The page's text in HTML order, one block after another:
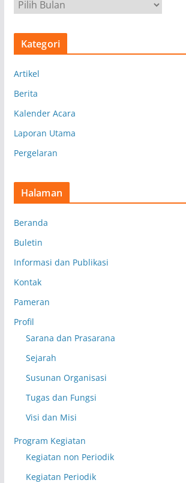
r
s
Kategori
Artikel
Berita
Kalender Acara
Laporan Utama
Pergelaran
Halaman
Beranda
Buletin
Informasi dan Publikasi
Kontak
Pameran
Profil
Sarana dan Prasarana
Sejarah
Susunan Organisasi
Tugas dan Fungsi
Visi dan Misi
Program Kegiatan
Kegiatan non Periodik
Kegiatan Periodik